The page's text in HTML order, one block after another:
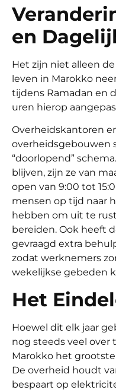
en
Het zijn niet alleen
leven in Marokko
tijdens Ramadan en
uren hierop
Overheidskantoren
overheidsgebouwen
“doorlopend”
blijven, zijn ze van
open van 9:00 tot
mensen op tijd naar
hebben om uit te
bereiden. Ook heeft
gevraagd extra
zodat werknemers
wekelijkse gebeden
Het
Hoewel dit elk jaar
nog steeds veel over
Marokko het grootste
De overheid houdt
bespaart op